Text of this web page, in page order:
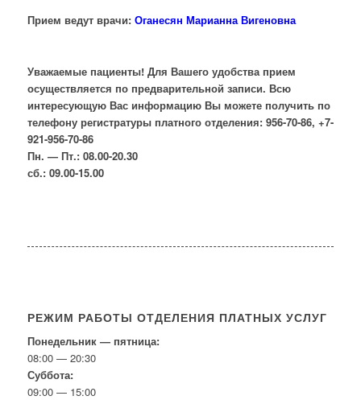
Прием ведут врачи: Оганесян Марианна Вигеновна
Уважаемые пациенты! Для Вашего удобства прием
осуществляется по предварительной записи. Всю
интересующую Вас информацию Вы можете получить по
телефону регистратуры платного отделения: 956-70-86, +7-
921-956-70-86
Пн. — Пт.: 08.00-20.30
сб.: 09.00-15.00
РЕЖИМ РАБОТЫ ОТДЕЛЕНИЯ ПЛАТНЫХ УСЛУГ
Понедельник — пятница:
08:00 — 20:30
Суббота:
09:00 — 15:00